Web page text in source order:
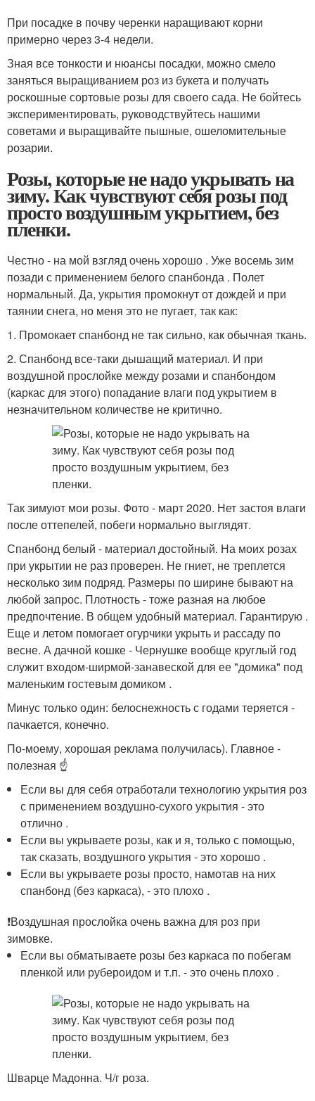
При посадке в почву черенки наращивают корни
примерно через 3-4 недели.
Зная все тонкости и нюансы посадки, можно смело
заняться выращиванием роз из букета и получать
роскошные сортовые розы для своего сада. Не бойтесь
экспериментировать, руководствуйтесь нашими
советами и выращивайте пышные, ошеломительные
розарии.
Розы, которые не надо укрывать на
зиму. Как чувствуют себя розы под
просто воздушным укрытием, без
пленки.
Честно - на мой взгляд очень хорошо . Уже восемь зим
позади с применением белого спанбонда . Полет
нормальный. Да, укрытия промокнут от дождей и при
таянии снега, но меня это не пугает, так как:
1. Промокает спанбонд не так сильно, как обычная ткань.
2. Спанбонд все-таки дышащий материал. И при
воздушной прослойке между розами и спанбондом
(каркас для этого) попадание влаги под укрытием в
незначительном количестве не критично.
Так зимуют мои розы. Фото - март 2020. Нет застоя влаги
после оттепелей, побеги нормально выглядят.
Спанбонд белый - материал достойный. На моих розах
при укрытии не раз проверен. Не гниет, не треплется
несколько зим подряд. Размеры по ширине бывают на
любой запрос. Плотность - тоже разная на любое
предпочтение. В общем удобный материал. Гарантирую .
Еще и летом помогает огурчики укрыть и рассаду по
весне. А дачной кошке - Чернушке вообще круглый год
служит входом-ширмой-занавеской для ее "домика" под
маленьким гостевым домиком .
Минус только один: белоснежность с годами теряется -
пачкается, конечно.
По-моему, хорошая реклама получилась). Главное -
полезная ☝️
Если вы для себя отработали технологию укрытия роз
с применением воздушно-сухого укрытия - это
отлично .
Если вы укрываете розы, как и я, только с помощью,
так сказать, воздушного укрытия - это хорошо .
Если вы укрываете розы просто, намотав на них
спанбонд (без каркаса), - это плохо .
❗Воздушная прослойка очень важна для роз при
зимовке.
Если вы обматываете розы без каркаса по побегам
пленкой или рубероидом и т.п. - это очень плохо .
Шварце Мадонна. Ч/г роза.